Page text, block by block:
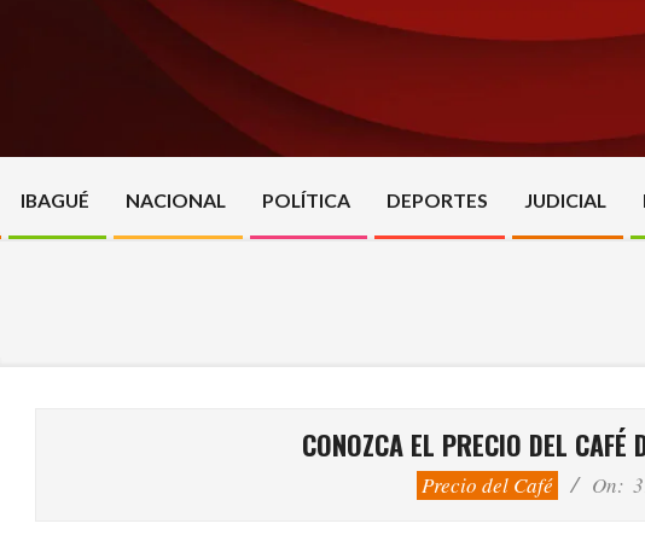
IBAGUÉ NACIONAL POLÍTICA DEPORTES JUDICIAL
CONOZCA EL PRECIO DEL
Precio del Café On: